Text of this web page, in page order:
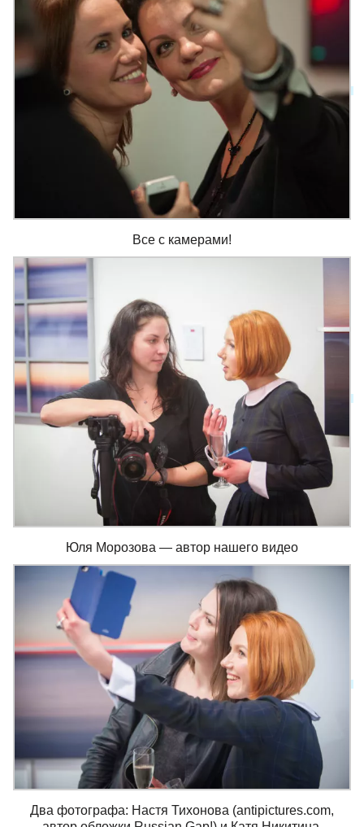
Все с камерами!
Юля Морозова — автор нашего видео
Два фотографа: Настя Тихонова (antipictures.com,